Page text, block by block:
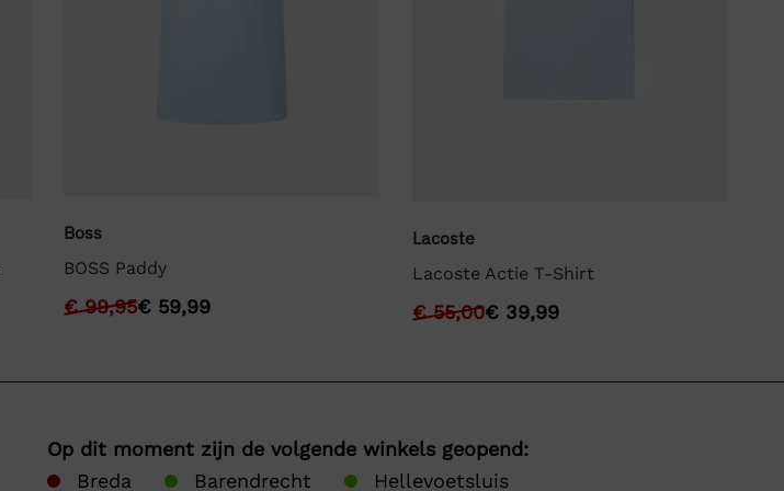
Boss
BOSS Paddy
€99,95€ 59,99
Lacoste
Lacoste Actie T-Shirt
€55,00€39,99
Op dit moment zijn de volgende winkels geopend:
Breda
Barendrecht Hellevoetsluis